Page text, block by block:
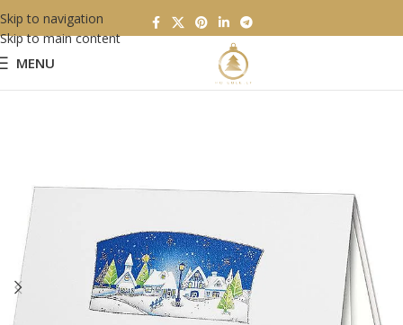
Skip to navigation
Skip to main content
MENU